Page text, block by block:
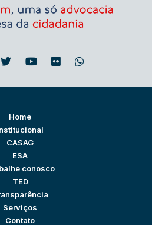
Home
CASAG
ESA
conosco
TED
Serviços
Contato